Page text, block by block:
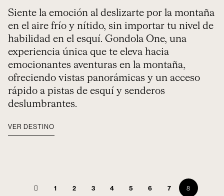
Siente la emoción al deslizarte por la montaña
en el aire frío y nítido, sin importar tu nivel de
habilidad en el esquí. Gondola One, una
experiencia única que te eleva hacia
emocionantes aventuras en la montaña,
ofreciendo vistas panorámicas y un acceso
rápido a pistas de esquí y senderos
deslumbrantes.
VER DESTINO
1 2 3 4 5 6 7 8